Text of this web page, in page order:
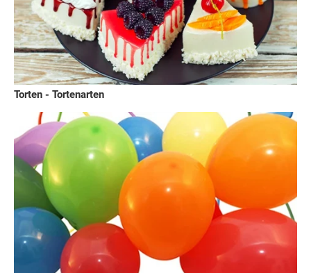
Torten - Tortenarten